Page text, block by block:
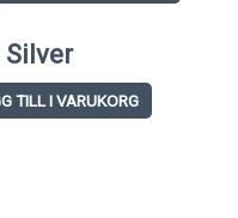
TILL I VARUKORG